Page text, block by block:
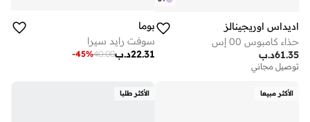
اديداس اوريجينالز
حذاء كامبوس 00 إس
د.ب61.35
توصيل مجاني
بوما
سوفت رايد سيرا
د.ب22.31
40.00
-45%
الأكثر مبيعا الأكثر طلبا